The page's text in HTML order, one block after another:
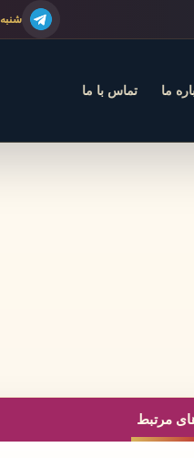
شنبه ۱۷ مرداد
ما تماس با ما
مرتبط